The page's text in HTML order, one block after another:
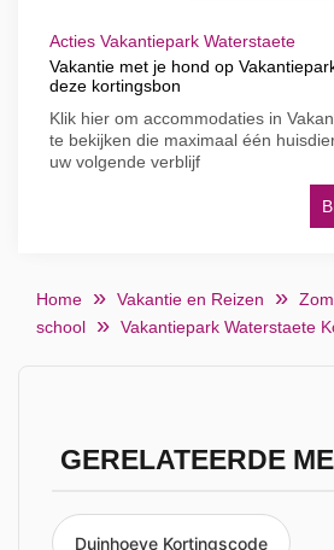
Acties Vakantiepark Waterstaete
Vakantie met je hond op
deze kortingsbon
Klik hier om accommodaties in
te bekijken die maximaal één
uw volgende verblijf
Home Vakantie en Reizen
school
Vakantiepark Waterstaete
GERELATEERDE
Duinhoeve Kortingscode